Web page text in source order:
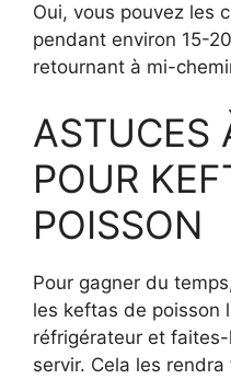
Oui, vous pouvez les
pendant environ 15-
retournant à mi-
ASTUCES
POUR
POISSON
Pour gagner du
les keftas de poisson
réfrigérateur et
servir. Cela les